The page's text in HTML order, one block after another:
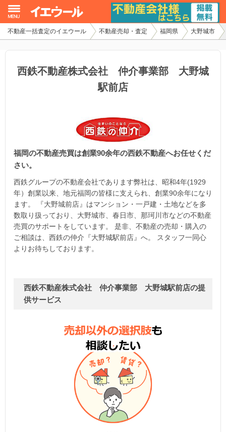
不動産一括査定のイエウール 不動産売却・査定 福岡県 大野城市
西鉄不動産株式会社 仲介事業部 大野城
駅前店
福岡の不動産売買は創業90余年の西鉄不動産へお任せくだ
さい。
西鉄グループの不動産会社であります弊社は、昭和4年(1929
年）創業以来、地元福岡の皆様に支えられ、創業90余年になり
ます。 『大野城前店』はマンション・一戸建・土地などを多
数取り扱っており、大野城市、春日市、那珂川市などの不動産
売買のサポートをしています。 是非、不動産の売却・購入の
ご相談は、西鉄の仲介『大野城駅前店』へ。 スタッフ一同心
よりお待ちしております。
西鉄不動産株式会社 仲介事業部 大野城駅前店の提
供サービス
イエウール加盟希望の不動産会社様
家査定シミュレーター
お問い合わせ